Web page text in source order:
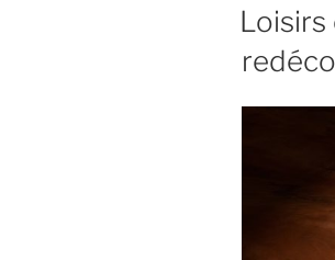
LE
Loisirs